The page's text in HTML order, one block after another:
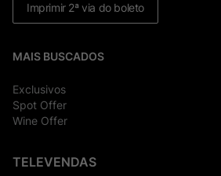
Imprimir 2ª via do boleto
MAIS BUSCADOS
Exclusivos
Spot Offer
Wine Offer
TELEVENDAS